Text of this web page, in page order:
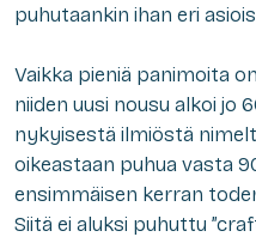
puhutaankin ihan eri
Vaikka pieniä panimoita
niiden uusi nousu alkoi jo
nykyisestä ilmiöstä
oikeastaan puhua vasta
ensimmäisen kerran
Siitä ei aluksi puhuttu